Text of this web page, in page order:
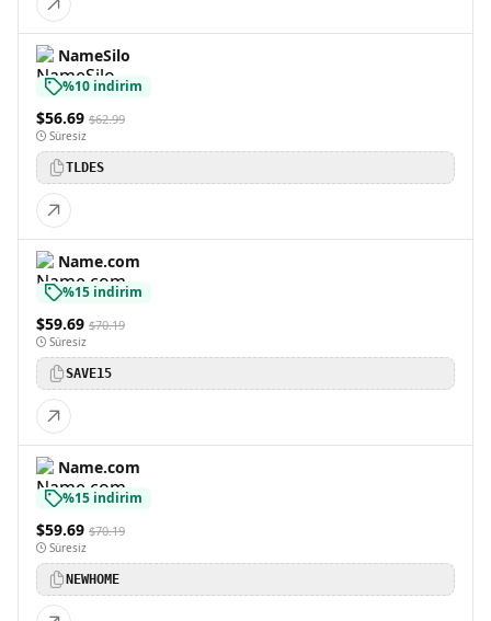
NameSilo
%10 indirim
$56.69 $62.99
Süresiz
TLDES
Name.com
%15 indirim
$59.69 $70.19
Süresiz
SAVE15
Name.com
%15 indirim
$59.69 $70.19
Süresiz
NEWHOME